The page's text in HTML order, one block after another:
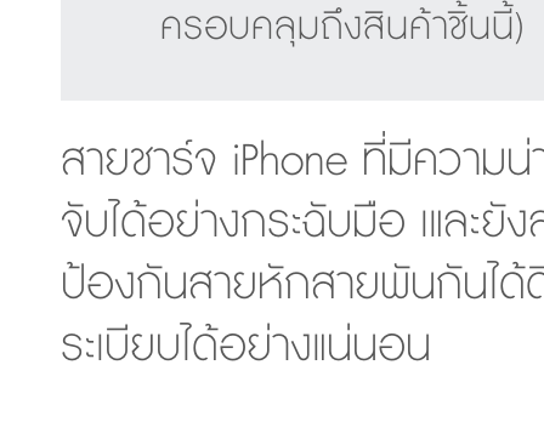
ครอบคลุมถึงสินค้าชิ้นนี้)
สายชาร์จ iPhone ที่มีความ
จับได้อย่างกระฉับมือ เและ
ป้องกันสายหักสายพันกันได้
ระเบียบได้อย่างแน่นอน